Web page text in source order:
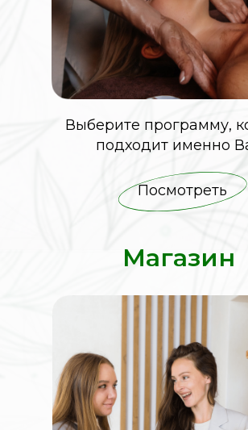
Посмотреть
Выберите программу,
подходит именно
Магазин